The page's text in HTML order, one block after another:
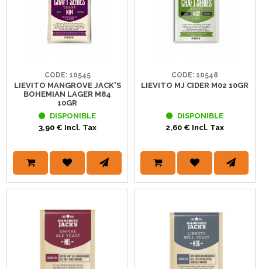
CODE: 10545
LIEVITO MANGROVE JACK'S
BOHEMIAN LAGER M84
10GR
DISPONIBLE
3,90 € Incl. Tax
CODE: 10548
LIEVITO MJ CIDER M02 10GR
DISPONIBLE
2,60 € Incl. Tax